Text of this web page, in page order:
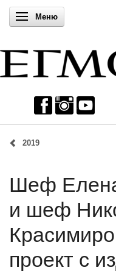
Включи навигацията
Меню
2019
Шеф
и шеф
проект с